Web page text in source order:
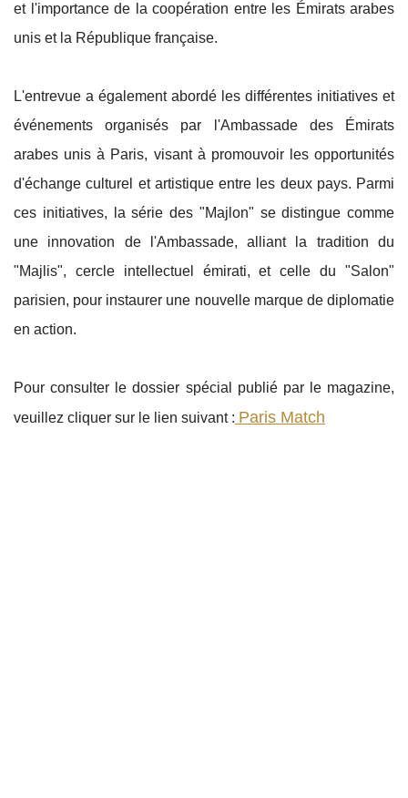
et l'importance de la coopération entre les Émirats arabes
unis et la République française.
L'entrevue a également abordé les différentes initiatives et
événements organisés par l'Ambassade des Émirats
arabes unis à Paris, visant à promouvoir les opportunités
d'échange culturel et artistique entre les deux pays. Parmi
ces initiatives, la série des "Majlon" se distingue comme
une innovation de l'Ambassade, alliant la tradition du
"Majlis", cercle intellectuel émirati, et celle du "Salon"
parisien, pour instaurer une nouvelle marque de diplomatie
en action.
Pour consulter le dossier spécial publié par le magazine,
veuillez cliquer sur le lien suivant : Paris Match